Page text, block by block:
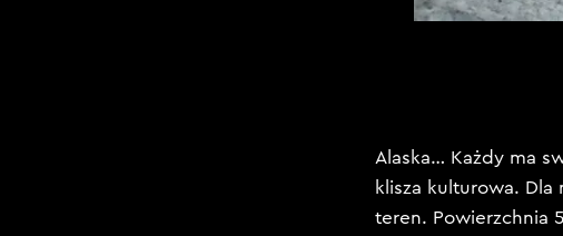
Alaska… Każdy ma
klisza kulturowa.
teren. Powierzchnia